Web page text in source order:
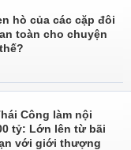
hò của các cặp đôi
toàn cho chuyện
Công làm nội
tỷ: Lớn lên từ bãi
với giới thượng